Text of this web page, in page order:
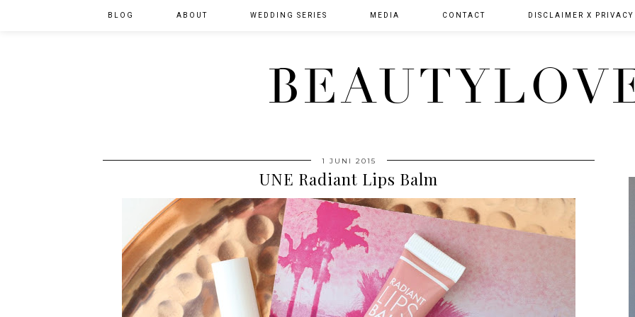
BLOG ABOUT WEDDING SERIES MEDIA CONTACT DISCLAIMER X PRIVACY
1 JUNI 2015
UNE Radiant Lips Balm